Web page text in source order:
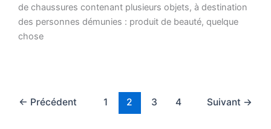
de chaussures contenant plusieurs objets, à destination
des personnes démunies : produit de beauté, quelque
chose
← Précédent 1 2 3 4 Suivant →